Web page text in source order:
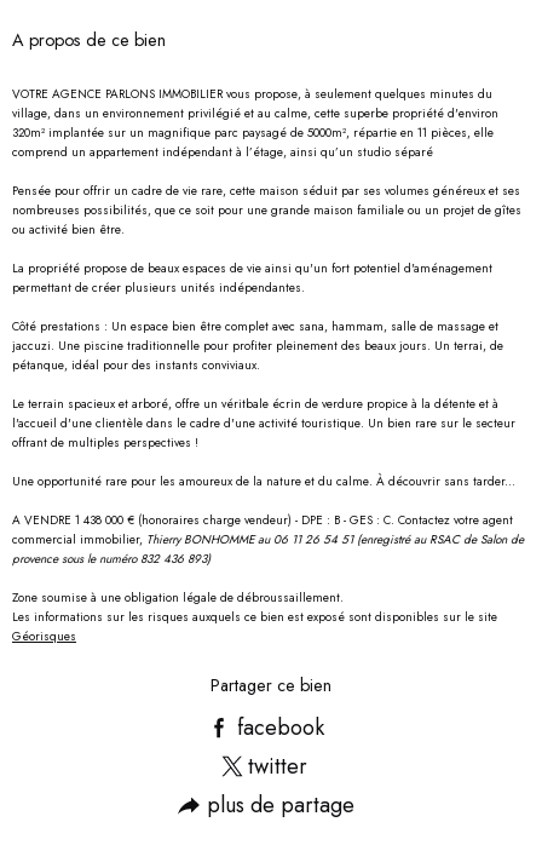
A propos de ce bien
VOTRE AGENCE PARLONS IMMOBILIER vous propose, à seulement quelques minutes du
village, dans un environnement privilégié et au calme, cette superbe propriété d'environ
320m² implantée sur un magnifique parc paysagé de 5000m², répartie en 11 pièces, elle
comprend un appartement indépendant à l’étage, ainsi qu’un studio séparé
Pensée pour offrir un cadre de vie rare, cette maison séduit par ses volumes généreux et ses
nombreuses possibilités, que ce soit pour une grande maison familiale ou un projet de gîtes
ou activité bien être.
La propriété propose de beaux espaces de vie ainsi qu'un fort potentiel d'aménagement
permettant de créer plusieurs unités indépendantes.
Côté prestations : Un espace bien être complet avec sana, hammam, salle de massage et
jaccuzi. Une piscine traditionnelle pour profiter pleinement des beaux jours. Un terrai, de
pétanque, idéal pour des instants conviviaux.
Le terrain spacieux et arboré, offre un véritbale écrin de verdure propice à la détente et à
l'accueil d'une clientèle dans le cadre d'une activité touristique. Un bien rare sur le secteur
offrant de multiples perspectives !
Une opportunité rare pour les amoureux de la nature et du calme. À découvrir sans tarder...
A VENDRE 1 438 000 € (honoraires charge vendeur) - DPE : B - GES : C. Contactez votre agent
commercial immobilier, Thierry BONHOMME au 06 11 26 54 51 (enregistré au RSAC de Salon de
provence sous le numéro 832 436 893)
Zone soumise à une obligation légale de débroussaillement.
Les informations sur les risques auxquels ce bien est exposé sont disponibles sur le site
Géorisques
Partager ce bien
facebook
twitter
plus de partage